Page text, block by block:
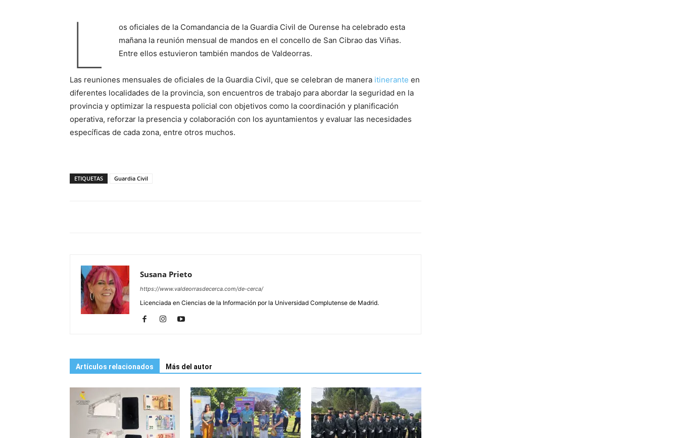
L
os oficiales de la Comandancia de la Guardia Civil de Ourense ha celebrado esta
mañana la reunión mensual de mandos en el concello de San Cibrao das Viñas.
Entre ellos estuvieron también mandos de Valdeorras.
Las reuniones mensuales de oficiales de la Guardia Civil, que se celebran de manera itinerante en
diferentes localidades de la provincia, son encuentros de trabajo para abordar la seguridad en la
provincia y optimizar la respuesta policial con objetivos como la coordinación y planificación
operativa, reforzar la presencia y colaboración con los ayuntamientos y evaluar las necesidades
específicas de cada zona, entre otros muchos.
ETIQUETAS Guardia Civil
Susana Prieto
https://www.valdeorrasdecerca.com/de-cerca/
Licenciada en Ciencias de la Información por la Universidad Complutense de Madrid.
Artículos relacionados Más del autor